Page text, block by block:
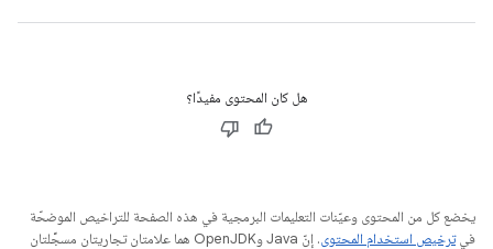
هل كان المحتوى مفيدًا؟
يخضع كل من المحتوى وعيّنات التعليمات البرمجية في هذه الصفحة للتراخيص الموضحّة
فيترخيص استخدام المحتوى
. إنّ Java وOpenJDK هما علامتان تجاريتان مسجَّلتان